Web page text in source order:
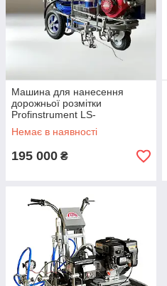
Машина для нанесення
дорожньої розмітки
Profinstrument LS-
4900.Розміточна машина
Немає в наявності
195 000 ₴